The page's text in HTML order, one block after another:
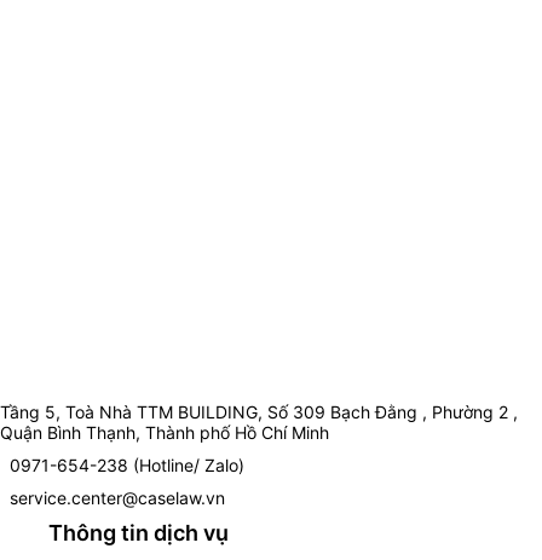
Tầng 5, Toà Nhà TTM BUILDING, Số 309 Bạch Đằng , Phường 2 ,
Quận Bình Thạnh, Thành phố Hồ Chí Minh
0971-654-238 (Hotline/ Zalo)
service.center@caselaw.vn
Thông tin dịch vụ